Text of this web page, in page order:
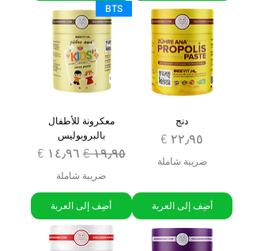
دنج
السعر
ضريبة شاملة
أضِف إلى العربة
BTS
معكرونة للأطفال
بالبروبوليس
سعر عادي‏١٩٫٩٥ € سعر البيع
ضريبة شاملة
أضِف إلى العربة